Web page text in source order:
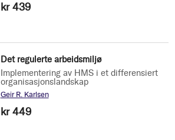
kr 439
Det regulerte arbeidsmiljø
Implementering av HMS i et differensiert
organisasjonslandskap
Geir R. Karlsen
kr 449